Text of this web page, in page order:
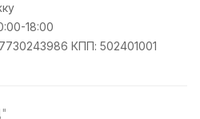
18:00
КПП: 502401001